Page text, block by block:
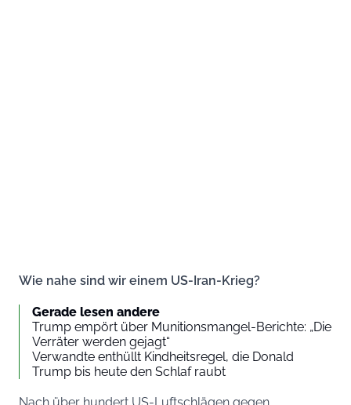
Wie nahe sind wir einem US-Iran-Krieg?
Gerade lesen andere
Trump empört über Munitionsmangel-Berichte: „Die
Verräter werden gejagt“
Verwandte enthüllt Kindheitsregel, die Donald
Trump bis heute den Schlaf raubt
Nach über hundert US-Luftschlägen gegen